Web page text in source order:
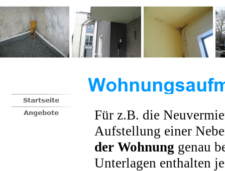
Für z.B. die
Aufstellung einer
der Wohnung genau
Unterlagen enthalten